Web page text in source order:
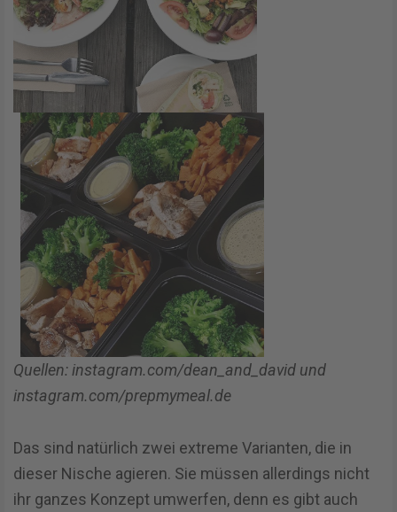
Quellen: instagram.com/dean_and_david und
instagram.com/prepmymeal.de
Das sind natürlich zwei extreme Varianten, die in
dieser Nische agieren. Sie müssen allerdings nicht
ihr ganzes Konzept umwerfen, denn es gibt auch